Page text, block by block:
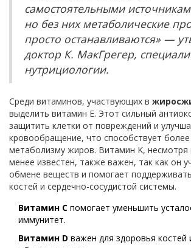
самостоятельными
но без них метаболические
просто останавливаются» —
доктор К. МакГрегер,
нутрициологии.
Среди витаминов, участвующих в
выделить витамин E. Этот сильный
защитить клетки от повреждений и
кровообращение, что способствует
метаболизму жиров. Витамин K, несмотря
менее известен, также важен, так как он
обмене веществ и помогает
костей и сердечно-сосудистой системы.
Витамин C помогает уменьшить
иммунитет.
Витамин D важен для здоровья костей